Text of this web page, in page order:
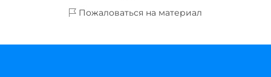
Пожаловаться на материал